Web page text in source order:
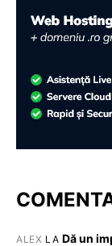
ALEX LA Dă un